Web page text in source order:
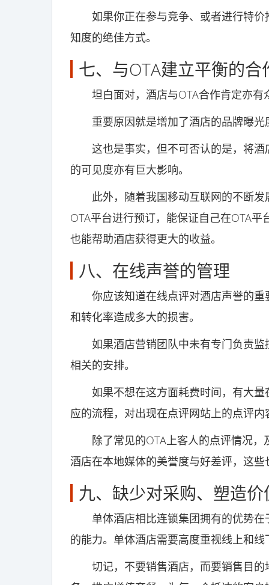
如果你正在参与竞争、或者进行特价
知度的绝佳方式。
七、与OTA建立平衡的合
坦白面对，酒店与OTA合作肯定亦有
重要原因就是增加了酒店的品牌曝光
这也是事实，但不可否认的是，将酒
的可见度亦有巨大影响。
此外，随着我国移动互联网的不断发
OTA平台进行预订，能保证自己在OTA
也能帮助酒店获得更大的收益。
八、在线声誉的管理
你应该知道在线点评对酒店声誉的重
和转化率造成多大的损害。
如果酒店营销团队中未有专门负责监
相关的安排。
如果不想在这方面耗费时间，有大量
应的流程，对出现在点评网站上的点评
除了常见的OTA上客人的点评情况，
酒店在本地媒体的美誉度与好差评，这
九、缺少对采购、塑造
单体酒店相比连锁集团拥有的优势在
的能力。单体酒店需要高度重视线上和
切记，不要销售酒店，而要销售目的